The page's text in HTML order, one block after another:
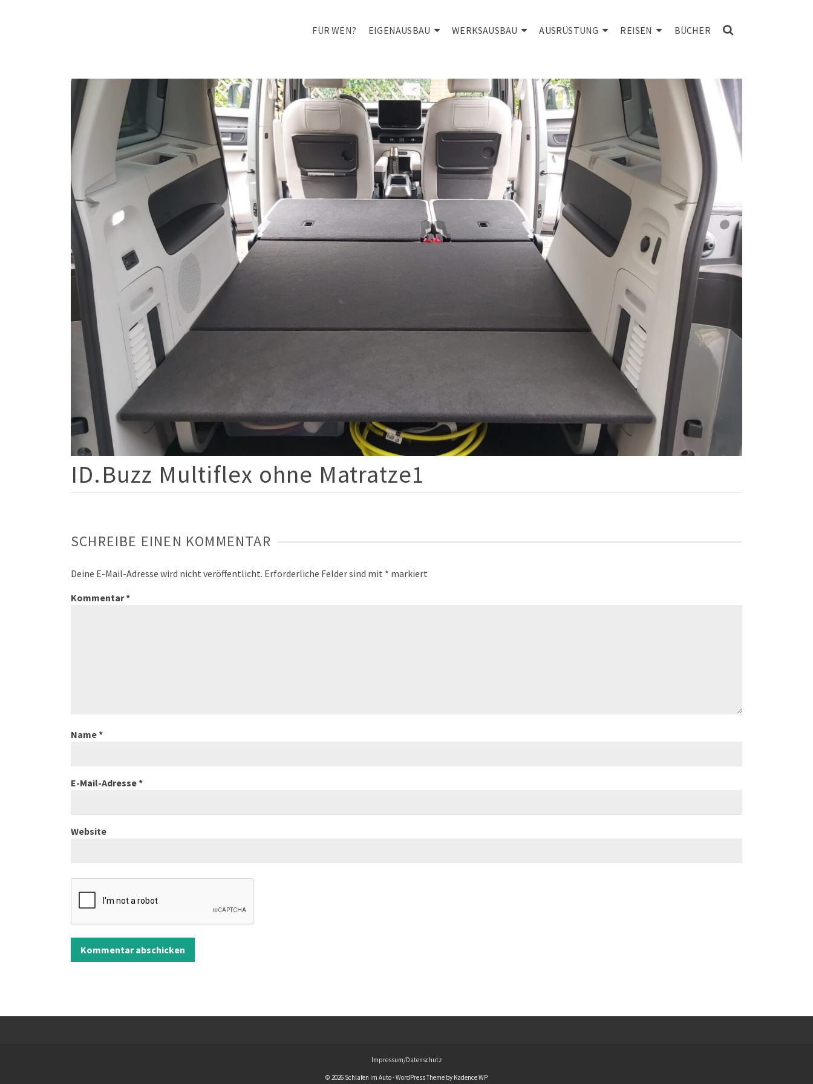
FÜR WEN? EIGENAUSBAU WERKSAUSBAU AUSRÜSTUNG REISEN BÜCHER
ID.Buzz Multiflex ohne Matratze1
SCHREIBE EINEN KOMMENTAR
Deine E-Mail-Adresse wird nicht veröffentlicht. Erforderliche Felder sind mit * markiert
Kommentar*
Name*
E-Mail-Adresse*
Website
Impressum/Datenschutz
© 2026 Schlafen im Auto - WordPress Theme by Kadence WP